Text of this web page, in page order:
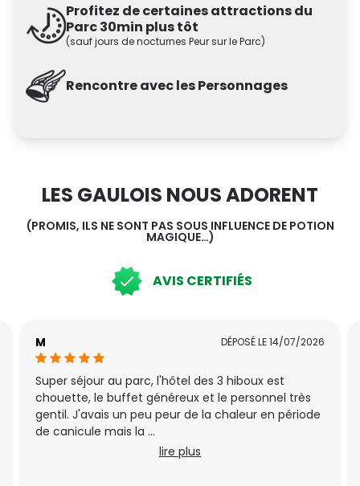
Profitez de certaines attractions du
Parc 30min plus tôt
(sauf jours de nocturnes Peur sur le Parc)
Rencontre avec les Personnages
LES GAULOIS NOUS ADORENT
(PROMIS, ILS NE SONT PAS SOUS INFLUENCE DE POTION
MAGIQUE…)
AVIS CERTIFIÉS
M DÉPOSÉ LE14/07/2026
Super séjour au parc, l'hôtel des 3 hiboux est
chouette, le buffet généreux et le personnel très
gentil. J'avais un peu peur de la chaleur en période
de canicule mais la ...
lire plus